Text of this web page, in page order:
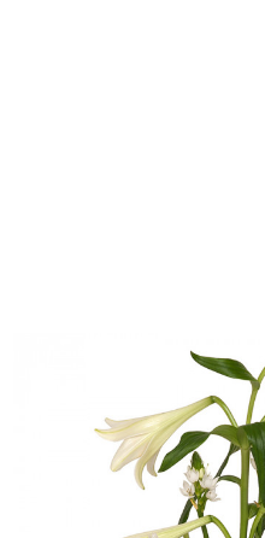
Wijnarrangement bord
Selecteer welke soort wijn